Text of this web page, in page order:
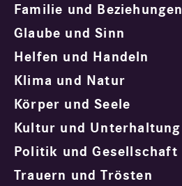
Familie und Beziehungen
Glaube und Sinn
Helfen und Handeln
Klima und Natur
Körper und Seele
Kultur und Unterhaltung
Politik und Gesellschaft
Trauern und Trösten